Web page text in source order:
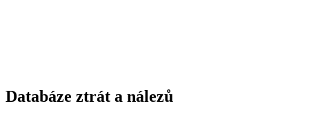
Databáze ztrát a nálezů